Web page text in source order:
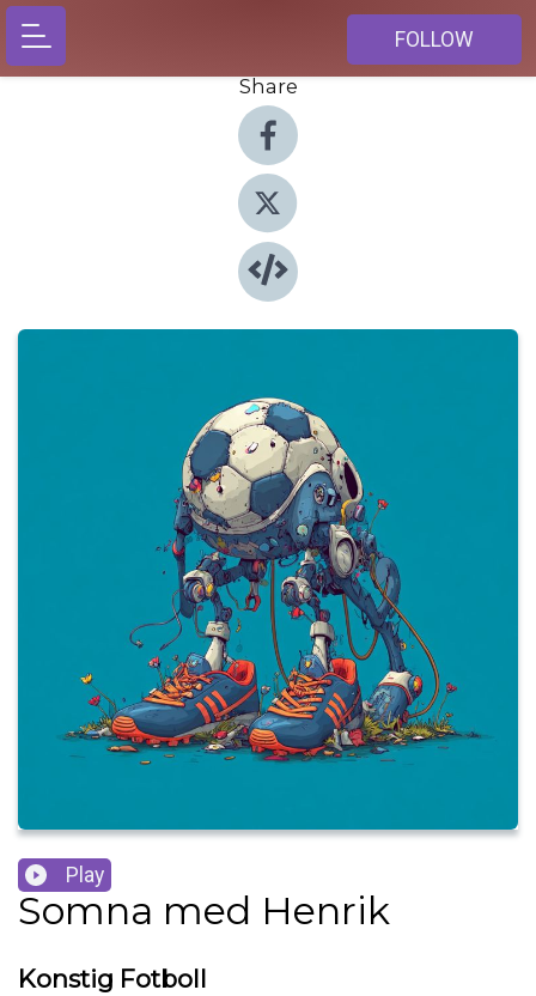
FOLLOW
Share
Play
Somna med Henrik
Konstig Fotboll